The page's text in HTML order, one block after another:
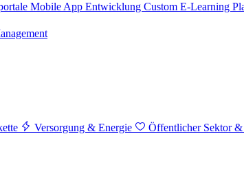
Mobile App Entwicklung Custom E-Learning
Versorgung & Energie Öffentlicher Sektor &